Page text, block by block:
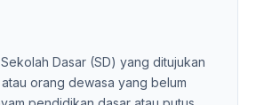
Dasar (SD) yang ditujukan
orang dewasa yang belum